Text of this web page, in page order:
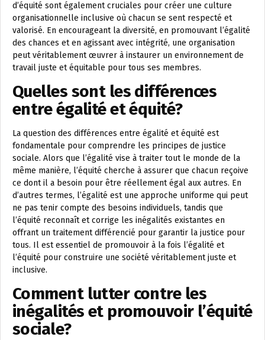
d’équité sont également cruciales pour créer une culture
organisationnelle inclusive où chacun se sent respecté et
valorisé. En encourageant la diversité, en promouvant l’égalité
des chances et en agissant avec intégrité, une organisation
peut véritablement œuvrer à instaurer un environnement de
travail juste et équitable pour tous ses membres.
Quelles sont les différences
entre égalité et équité?
La question des différences entre égalité et équité est
fondamentale pour comprendre les principes de justice
sociale. Alors que l’égalité vise à traiter tout le monde de la
même manière, l’équité cherche à assurer que chacun reçoive
ce dont il a besoin pour être réellement égal aux autres. En
d’autres termes, l’égalité est une approche uniforme qui peut
ne pas tenir compte des besoins individuels, tandis que
l’équité reconnaît et corrige les inégalités existantes en
offrant un traitement différencié pour garantir la justice pour
tous. Il est essentiel de promouvoir à la fois l’égalité et
l’équité pour construire une société véritablement juste et
inclusive.
Comment lutter contre les
inégalités et promouvoir l’équité
sociale?